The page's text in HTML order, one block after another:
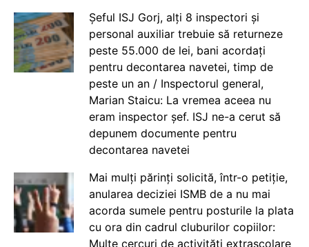
Șeful ISJ Gorj, alți 8 inspectori și
personal auxiliar trebuie să returneze
peste 55.000 de lei, bani acordați
pentru decontarea navetei, timp de
peste un an / Inspectorul general,
Marian Staicu: La vremea aceea nu
eram inspector șef. ISJ ne-a cerut să
depunem documente pentru
decontarea navetei
Mai mulți părinți solicită, într-o petiție,
anularea deciziei ISMB de a nu mai
acorda sumele pentru posturile la plata
cu ora din cadrul cluburilor copiilor:
Multe cercuri de activități extrașcolare